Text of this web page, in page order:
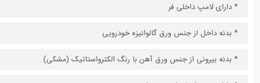
* دارای لامپ داخلی فر
* بدنه داخل از جنس ورق گالوانیزه خودرویی
* بدنه بیرونی از جنس ورق آهن با رنگ الکترواستاتیک (مشکی)